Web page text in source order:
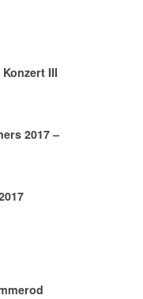
III
2017 –